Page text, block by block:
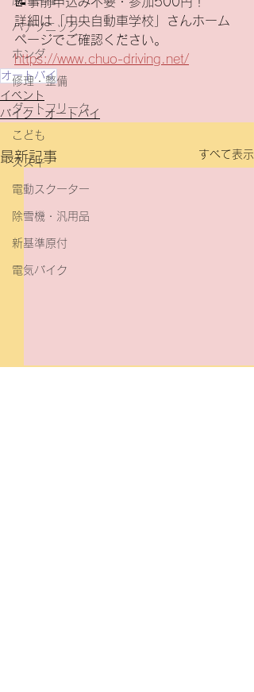
パナソニック
ホンダ
修理・整備
ダートフリーク
こども
スズキ
電動スクーター
除雪機・汎用品
新基準原付
電気バイク
詳細は「中央自動車学校」さんホーム
ページでご確認ください。
https://www.chuo-driving.net/
オートバイ
イベント
バイク・オートバイ
最新記事 すべて表示